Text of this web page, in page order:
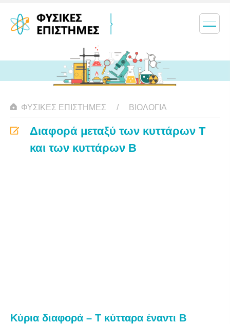
ΦΥΣΙΚΈΣ ΕΠΙΣΤΉΜΕΣ ΒΙΟΛΟΓΊΑ
Διαφορά μεταξύ των κυττάρων Τ
και των κυττάρων Β
Κύρια διαφορά – Τ κύτταρα έναντι Β